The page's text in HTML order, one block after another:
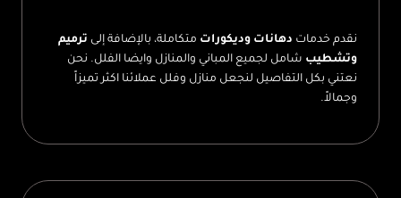
نقدم خدمات دهانات وديكورات متكاملة، بالإضافة إلى ترميم
وتشطيب شامل لجميع المباني والمنازل وايضا الفلل. نحن
نعتني بكل التفاصيل لنجعل منازل وفلل عملائنا اكثر تميزاً
وجمالاً.